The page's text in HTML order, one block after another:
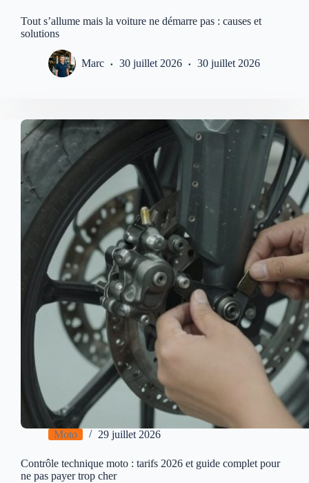
Tout s’allume mais la voiture ne démarre pas : causes et
solutions
Marc 30 juillet 2026 30 juillet 2026
Moto 29 juillet 2026
Contrôle technique moto : tarifs 2026 et guide complet pour
ne pas payer trop cher